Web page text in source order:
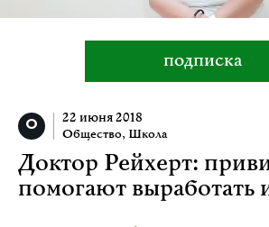
подписка
22 июня 2018
Общество, Школа
Доктор Рейхерт:
помогают выработать